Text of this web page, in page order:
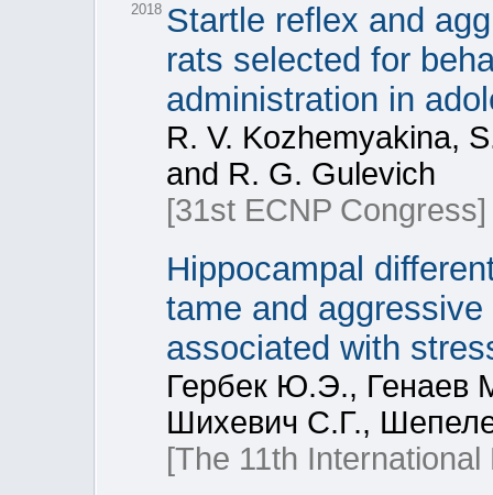
2018 Startle reflex and
rats selected for
administration in
R. V. Kozhemyakina,
and R. G. Gulevich
[31st ECNP Congress]
Hippocampal
tame and
associated with
Гербек Ю.Э., Генаев
Шихевич С.Г.,
[The 11th